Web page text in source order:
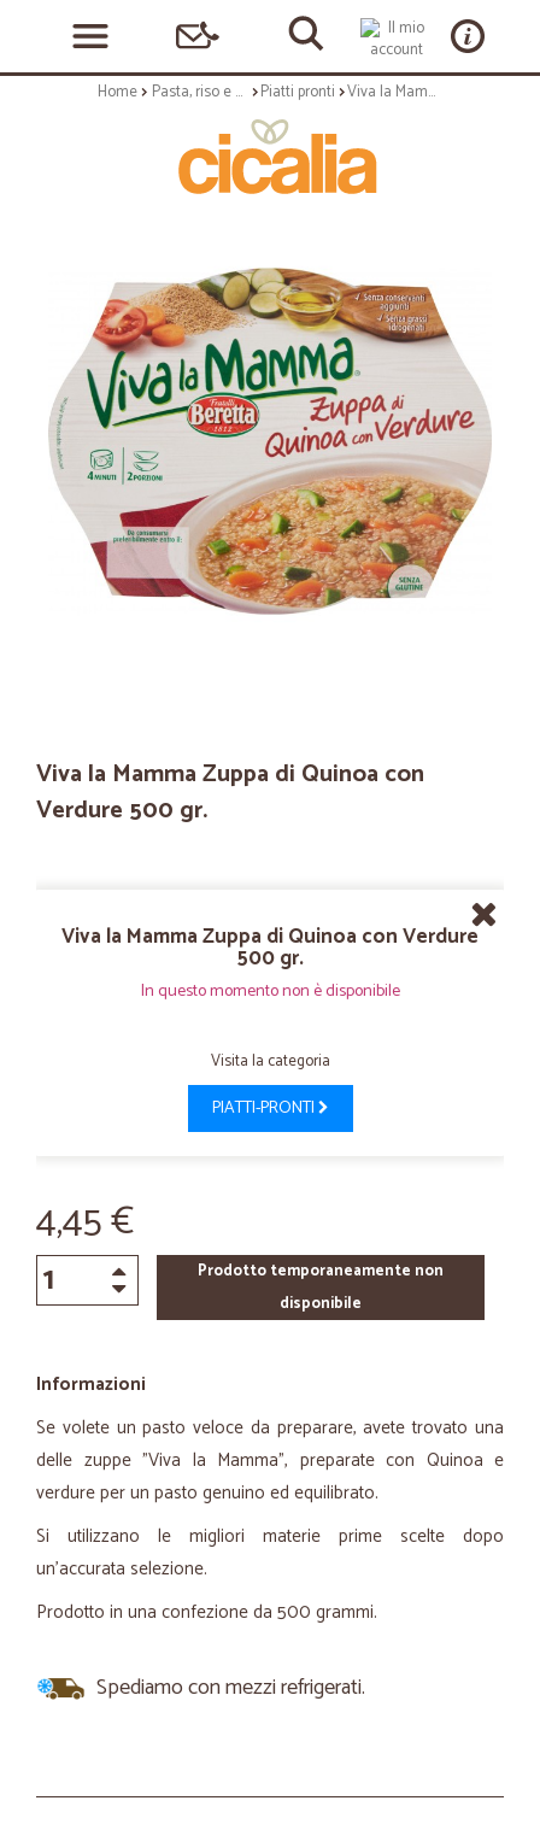
Home Pasta, riso e cerali Piatti pronti Viva la Mamma Zuppa di Quinoa con Verdure 500 gr.
Viva la Mamma Zuppa di Quinoa con
Verdure 500 gr.
Viva la Mamma Zuppa di Quinoa con Verdure
500 gr.
In questo momento non è disponibile
Visita la categoria
PIATTI-PRONTI
4,45 €
Prodotto temporaneamente non
disponibile
Informazioni
Se volete un pasto veloce da preparare, avete trovato una
delle zuppe "Viva la Mamma", preparate con Quinoa e
verdure per un pasto genuino ed equilibrato.
Si utilizzano le migliori materie prime scelte dopo
un’accurata selezione.
Prodotto in una confezione da 500 grammi.
Spediamo con mezzi refrigerati.